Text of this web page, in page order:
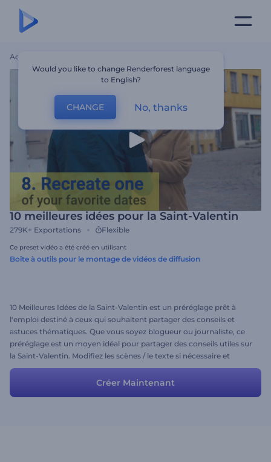
Accueil
10 meilleures idées pour la Saint-Valentin
279K+ Exportations Flexible
Ce preset vidéo a été créé en utilisant
Boîte à outils pour le montage de vidéos de diffusion
10 Meilleures Idées de la Saint-Valentin est un préréglage prêt à
l'emploi destiné à ceux qui souhaitent partager des conseils et
astuces thématiques. Que vous soyez blogueur ou journaliste, ce
préréglage est un moyen idéal pour partager des conseils utiles sur
la Saint-Valentin. Modifiez les scènes / le texte si nécessaire et
partagez les meilleures idées avec votre audience.
Créer Maintenant
Would you like to change Renderforest language
to English?
CHANGE No, thanks